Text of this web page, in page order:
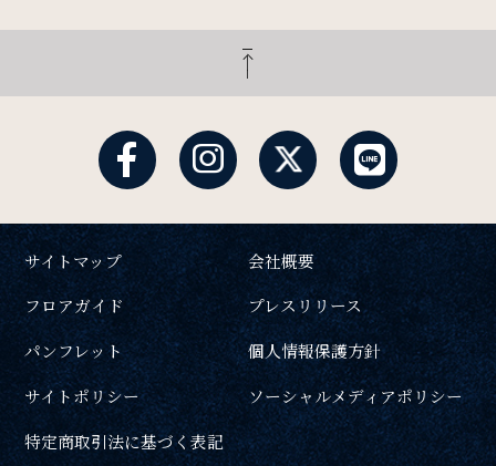
サイトマップ
会社概要
フロアガイド
プレスリリース
パンフレット
個人情報保護方針
サイトポリシー
ソーシャルメディアポリシー
特定商取引法に基づく表記